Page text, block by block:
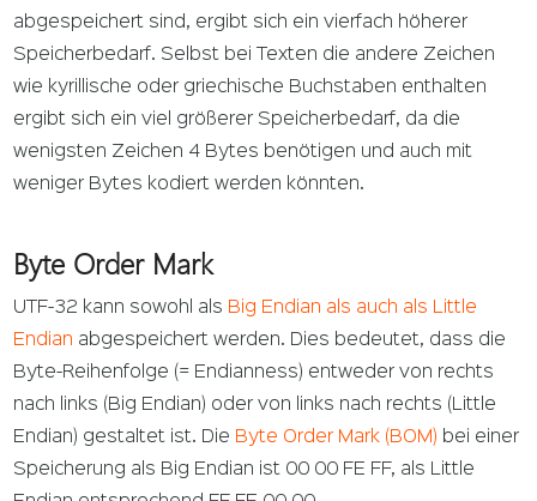
abgespeichert sind, ergibt sich ein vierfach höherer
Speicherbedarf. Selbst bei Texten die andere Zeichen
wie kyrillische oder griechische Buchstaben enthalten
ergibt sich ein viel größerer Speicherbedarf, da die
wenigsten Zeichen 4 Bytes benötigen und auch mit
weniger Bytes kodiert werden könnten.
Byte Order Mark
UTF-32 kann sowohl als Big Endian als auch als Little
Endian abgespeichert werden. Dies bedeutet, dass die
Byte-Reihenfolge (= Endianness) entweder von rechts
nach links (Big Endian) oder von links nach rechts (Little
Endian) gestaltet ist. Die Byte Order Mark (BOM) bei einer
Speicherung als Big Endian ist 00 00 FE FF, als Little